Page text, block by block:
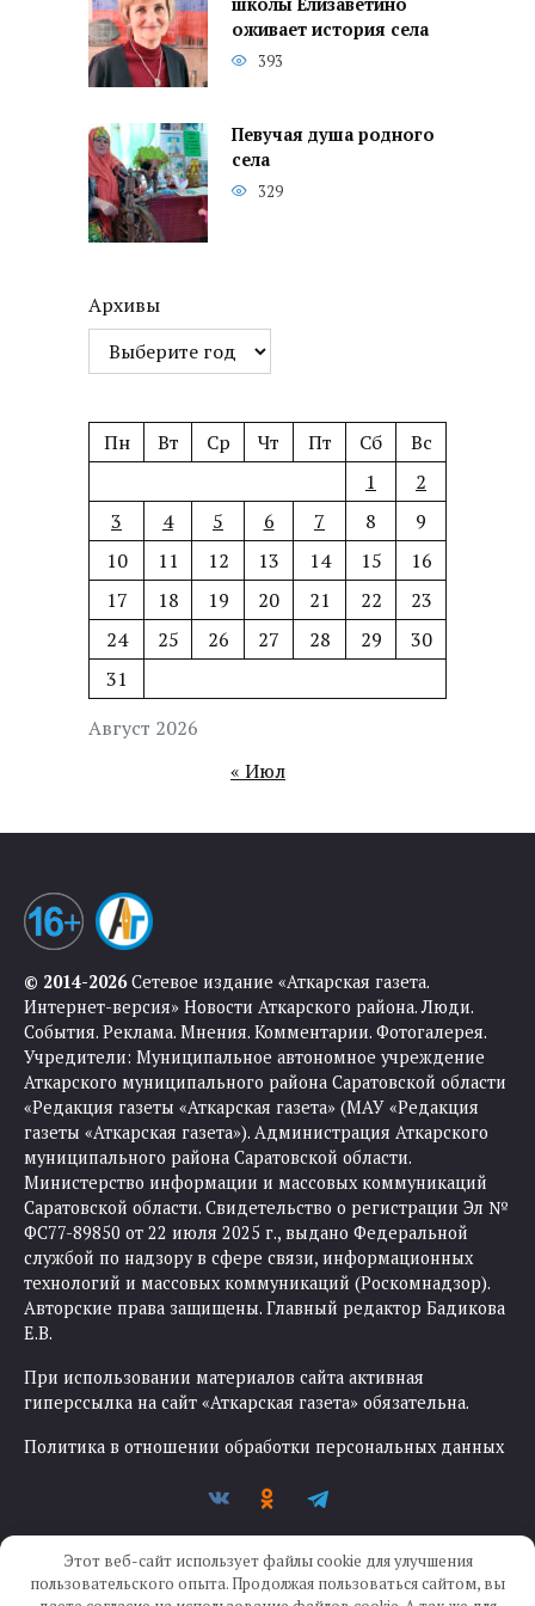
школы Елизаветино
оживает история села
393
Певучая душа родного
села
329
Архивы
Август 2026
Пн Вт Ср Чт Пт Сб
Вс
1
2
3
4 5 6 7 8
9
10
11 12 13 14 15
16
17
18 19 20 21 22
23
24
25 26 27 28 29
30
31
« Июл
© 2014-2026Сетевое издание «Аткарская газета.
Интернет-версия» Новости Аткарского района. Люди.
События. Реклама. Мнения. Комментарии. Фотогалерея.
Учредители: Муниципальное автономное учреждение
Аткарского муниципального района Саратовской области
«Редакция газеты «Аткарская газета» (МАУ «Редакция
газеты «Аткарская газета»). Администрация Аткарского
муниципального района Саратовской области.
Министерство информации и массовых коммуникаций
Саратовской области. Свидетельство о регистрации Эл №
ФС77-89850 от 22 июля 2025 г., выдано Федеральной
службой по надзору в сфере связи, информационных
технологий и массовых коммуникаций (Роскомнадзор).
Авторские права защищены. Главный редактор Бадикова
Е.В.
При использовании материалов сайта активная
гиперссылка на сайт «Аткарская газета» обязательна.
Политика в отношении обработки персональных данных
Этот веб-сайт использует файлы cookie для улучшения
пользовательского опыта. Продолжая пользоваться сайтом, вы